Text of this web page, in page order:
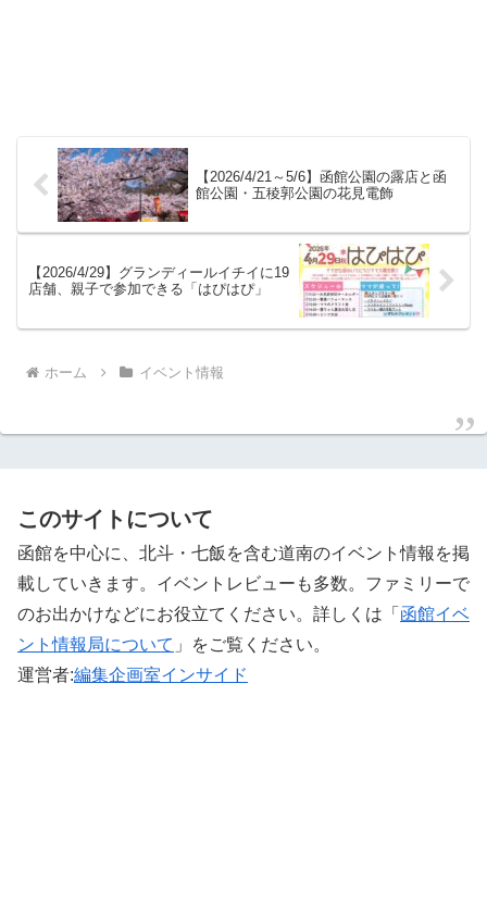
【2026/4/21～5/6】函館公園の露店と函
館公園・五稜郭公園の花見電飾
【2026/4/29】グランディールイチイに19
店舗、親子で参加できる「はぴはぴ」
ホーム イベント情報
このサイトについて
函館を中心に、北斗・七飯を含む道南のイベント情報を掲
載していきます。イベントレビューも多数。ファミリーで
のお出かけなどにお役立てください。詳しくは「 函館イベ
ント情報局について 」をご覧ください。 ‎
運営者:編集企画室インサイド